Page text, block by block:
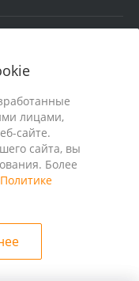
лицами,
сайте.
сайта, вы
Более